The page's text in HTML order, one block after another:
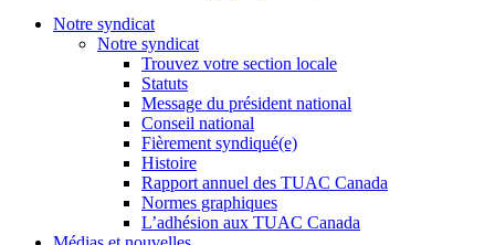
Notre syndicat
Notre syndicat
Trouvez votre section locale
Statuts
Message du président national
Conseil national
Fièrement syndiqué(e)
Histoire
Rapport annuel des TUAC Canada
Normes graphiques
L’adhésion aux TUAC Canada